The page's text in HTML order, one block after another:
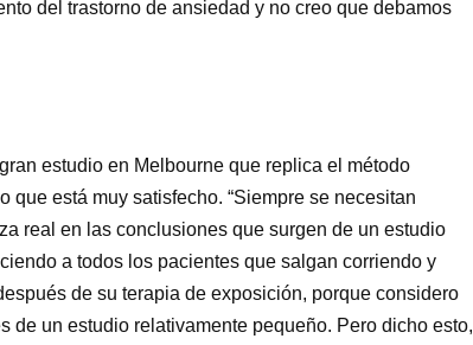
del trastorno de ansiedad y no creo que debamos
estudio en Melbourne que replica el método
que está muy satisfecho. “Siempre se necesitan
real en las conclusiones que surgen de un estudio
a todos los pacientes que salgan corriendo y
de su terapia de exposición, porque considero
de un estudio relativamente pequeño. Pero dicho esto,